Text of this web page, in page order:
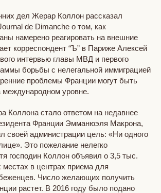
дел Жерар Коллон рассказал
de Dimanche о том, как
намерено реагировать на внешние
корреспондент “Ъ” в Париже Алексей
интервью главы МВД и первого
борьбы с нелегальной иммиграцией
проблемы Франции могут быть
уровне.
Коллона стало ответом на недавнее
Франции Эмманюэля Макрона,
своей администрации цель: «Ни одного
Это пожелание нелегко
господин Коллон объявил о 3,5 тыс.
в центрах приема для
Число желающих получить
растет. В 2016 году было подано